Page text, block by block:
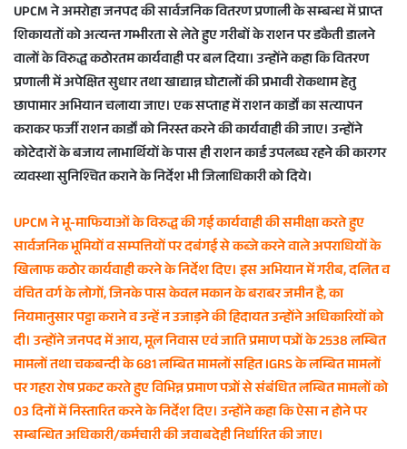
UPCM ने अमरोहा जनपद की सार्वजनिक वितरण प्रणाली के सम्बन्ध में प्राप्त
शिकायतों को अत्यन्त गम्भीरता से लेते हुए गरीबों के राशन पर डकैती डालने
वालों के विरुद्ध कठोरतम कार्यवाही पर बल दिया। उन्होंने कहा कि वितरण
प्रणाली में अपेक्षित सुधार तथा खाद्यान्न घोटालों की प्रभावी रोकथाम हेतु
छापामार अभियान चलाया जाए। एक सप्ताह में राशन कार्डों का सत्यापन
कराकर फर्जी राशन कार्डों को निरस्त करने की कार्यवाही की जाए। उन्होंने
कोटेदारों के बजाय लाभार्थियों के पास ही राशन कार्ड उपलब्घ रहने की कारगर
व्यवस्था सुनिश्चित कराने के निर्देश भी जिलाधिकारी को दिये।
UPCM ने भू-माफियाओं के विरुद्ध की गई कार्यवाही की समीक्षा करते हुए
सार्वजनिक भूमियों व सम्पत्तियों पर दबंगई से कब्जे करने वाले अपराधियों के
खिलाफ कठोर कार्यवाही करने के निर्देश दिए। इस अभियान में गरीब, दलित व
वंचित वर्ग के लोगों, जिनके पास केवल मकान के बराबर जमीन है, का
नियमानुसार पट्टा कराने व उन्हें न उजाड़ने की हिदायत उन्होंने अधिकारियों को
दी। उन्होंने जनपद में आय, मूल निवास एवं जाति प्रमाण पत्रों के 2538 लम्बित
मामलों तथा चकबन्दी के 681 लम्बित मामलों सहित IGRS के लम्बित मामलों
पर गहरा रोष प्रकट करते हुए विभिन्न प्रमाण पत्रों से संबंधित लम्बित मामलों को
03 दिनों में निस्तारित करने के निर्देश दिए। उन्होंने कहा कि ऐसा न होने पर
सम्बन्धित अधिकारी/कर्मचारी की जवाबदेही निर्धारित की जाए।